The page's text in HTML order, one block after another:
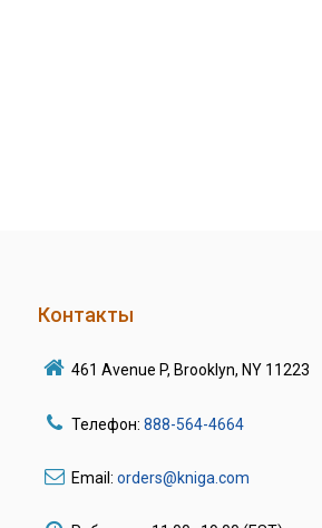
Контакты
461 Avenue P, Brooklyn, NY 11223
Телефон: 888-564-4664
Email: orders@kniga.com